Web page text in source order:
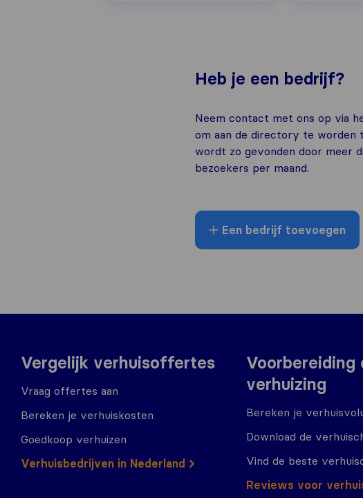
Heb je een bedrijf?
Neem contact met ons op via
om aan de directory te worden
wordt zo gevonden door meer
bezoekers per maand.
Een bedrijf toevoegen
Vergelijk verhuisoffertes
Vraag offertes aan
Bereken je verhuiskosten
Goedkoop verhuizen
Verhuisbedrijven in Nederland
Voorbereiding
verhuizing
Bereken je
Download de
Vind de beste
Reviews voor